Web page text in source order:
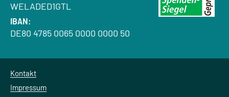
WELADED1GTL
IBAN:
DE80 4785 0065 0000 0000 50
Kontakt
Impressum